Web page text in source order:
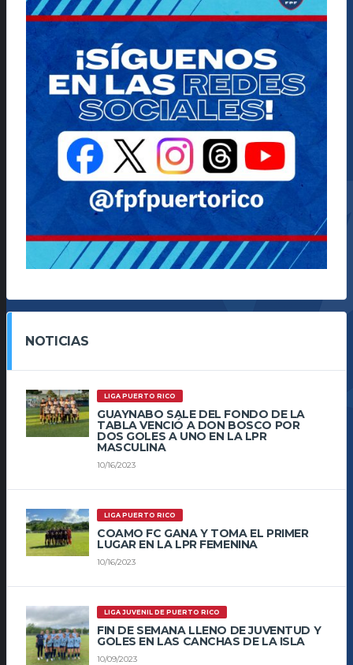
NOTICIAS
LIGA PUERTO RICO
GUAYNABO SALE DEL FONDO DE LA
TABLA VENCIÓ A DON BOSCO POR
DOS GOLES A UNO EN LA LPR
MASCULINA
10/16/2023
LIGA PUERTO RICO
COAMO FC GANA Y TOMA EL PRIMER
LUGAR EN LA LPR FEMENINA
10/16/2023
LIGA JUVENIL DE PUERTO RICO
FIN DE SEMANA LLENO DE JUVENTUD Y
GOLES EN LAS CANCHAS DE LA ISLA
10/09/2023